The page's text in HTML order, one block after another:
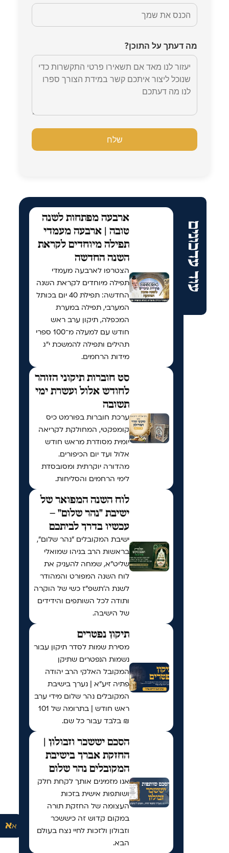
אא
עוד עדכונים
ארבעה מפתחות לשנה
טובה | ארבעה מעמדי
תפילה מיוחדים לקראת
השנה החדשה
הצטרפו לארבעה מעמדי
תפילה מיוחדים לקראת השנה
החדשה: תפילת 40 יום בכותל
המערבי, תפילה במערת
המכפלה, תיקון ערב ראש
חודש עם למעלה מ־100 ספרי
תהילים ותפילה להמשכת י"ג
מידות הרחמים.
סט חוברות תיקוני הזוהר
לחודש אלול ועשרת ימי
תשובה
ערכת חוברות בפורמט כיס
קומפקטי, המחולקת לקריאה
יומית מסודרת מראש חודש
אלול ועד יום הכיפורים.
מהדורה יוקרתית ומסובסדת
לימי הרחמים והסליחות.
לוח השנה המפואר של
ישיבת "נהר שלום" –
עכשיו בדרך לביתכם
ישיבת המקובלים "נהר שלום",
בראשות הרב בניהו שמואלי
שליט"א, שמחה להעניק את
לוח השנה המפורט והמהודר
לשנת ה'תשפ"ז כשי של הוקרה
ותודה לכל השותפים והידידים
של הישיבה.
תיקון נפטרים
מסירת שמות לסדר תיקון עבור
נשמות הנפטרים שתיקן
המקובל האלקי הרב יהודה
פתיה זיע"א | נערך בישיבת
המקובלים נהר שלום מידי ערב
ראש חודש | בתרומה של 101
₪ בלבד עבור כל שם.
הסכם יששכר וזבולון |
החזקת אברך בישיבת
המקובלים נהר שלום
אנו מזמינים אותך לקחת חלק
ושותפות אישית בזכות
העצומה של החזקת תורה
במקום קדוש זה כיששכר
וזבולון ולזכות לחיי נצח בעולם
הבא.
מה דעתך על התוכן?